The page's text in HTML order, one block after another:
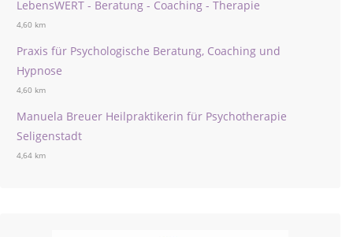
LebensWERT - Beratung - Coaching - Therapie
4,60 km
Praxis für Psychologische Beratung, Coaching und
Hypnose
4,60 km
Manuela Breuer Heilpraktikerin für Psychotherapie
Seligenstadt
4,64 km